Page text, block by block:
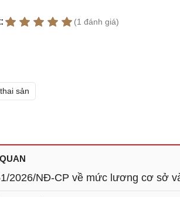
(1 đánh giá)
sản
2026/NĐ-CP về mức lương cơ sở